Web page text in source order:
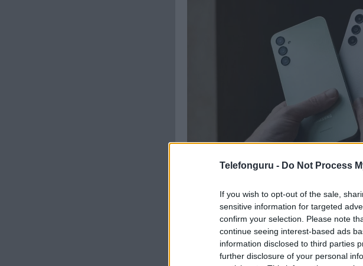
Telefonguru - Do Not Process
If you wish to opt-out of the sale,
sensitive information for targeted
confirm your selection. Please note
continue seeing interest-based ads
information disclosed to third parties
further disclosure of your personal
bordák, amelyek úgy néznek ki, mintha
lévő pontból erednének. Igaz, félő, hogy
szennyeződéseket, de a minta némileg
intrikát is ad, érdekes módon szórja szét a